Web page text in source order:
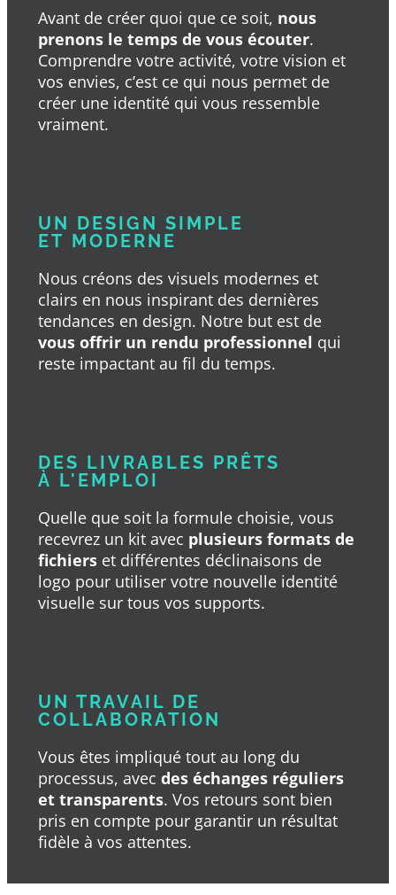
Avant de créer quoi que ce soit, nous
prenons le temps de vous écouter.
Comprendre votre activité, votre vision et
vos envies, c’est ce qui nous permet de
créer une identité qui vous ressemble
vraiment.
UN DESIGN SIMPLE
ET MODERNE
Nous créons des visuels modernes et
clairs en nous inspirant des dernières
tendances en design. Notre but est de
vous offrir un rendu professionnel qui
reste impactant au fil du temps.
DES LIVRABLES PRÊTS
À L'EMPLOI
Quelle que soit la formule choisie, vous
recevrez un kit avec plusieurs formats de
fichiers et différentes déclinaisons de
logo pour utiliser votre nouvelle identité
visuelle sur tous vos supports.
UN TRAVAIL DE
COLLABORATION
Vous êtes impliqué tout au long du
processus, avec des échanges réguliers
et transparents. Vos retours sont bien
pris en compte pour garantir un résultat
fidèle à vos attentes.